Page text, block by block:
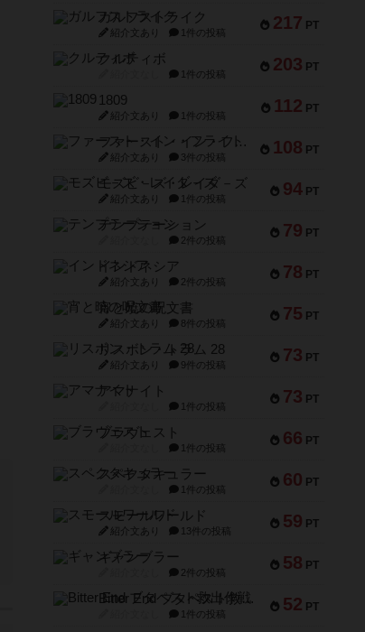
217 PT
ガルフストライク
紹介文あり 1件の投稿
203 PT
クルティボ
1件の投稿
112 PT
1809
紹介文あり 1件の投稿
108 PT
ファースト・イン・フライト
紹介文あり 3件の投稿
94 PT
モズビ－ズ・レイダ－ズ
紹介文あり 1件の投稿
79 PT
テンプテーション
2件の投稿
78 PT
インドネシア
紹介文あり 2件の投稿
75 PT
宵と暁の呪文書
紹介文あり 8件の投稿
73 PT
リスボン・トラム 28
紹介文あり 9件の投稿
73 PT
アマナイト
1件の投稿
66 PT
ブラヴェスト
1件の投稿
60 PT
スペクタキュラー
1件の投稿
59 PT
スモールワールド
紹介文あり 13件の投稿
58 PT
ギャンブラー
2件の投稿
52 PT
Bitter End ブタペスト救出作戦
1件の投稿